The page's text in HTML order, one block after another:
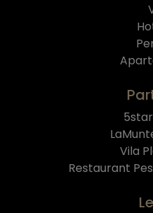
Vila
Restaurant